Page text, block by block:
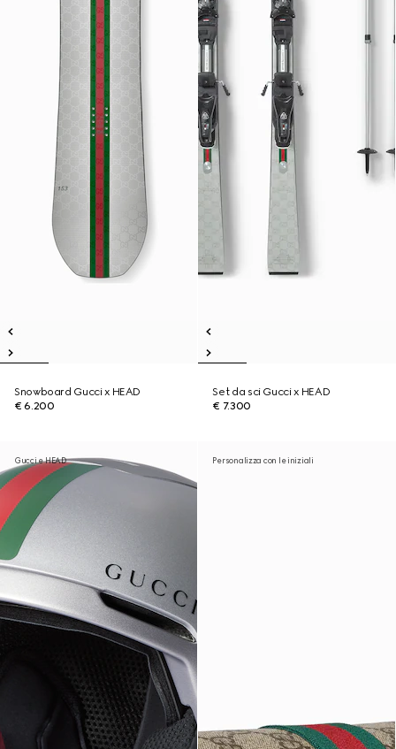
Snowboard Gucci x HEAD
€ 6.200
Set da sci Gucci x HEAD
€ 7.300
Gucci e HEAD Personalizza con le iniziali